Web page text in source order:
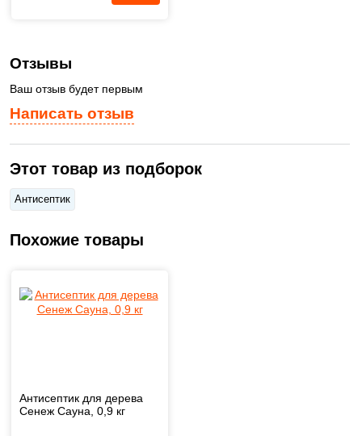
Написать отзыв
Отзывы
Ваш отзыв будет первым
Этот товар из подборок
Антисептик
Похожие товары
Антисептик для дерева
Сенеж Сауна, 0,9 кг